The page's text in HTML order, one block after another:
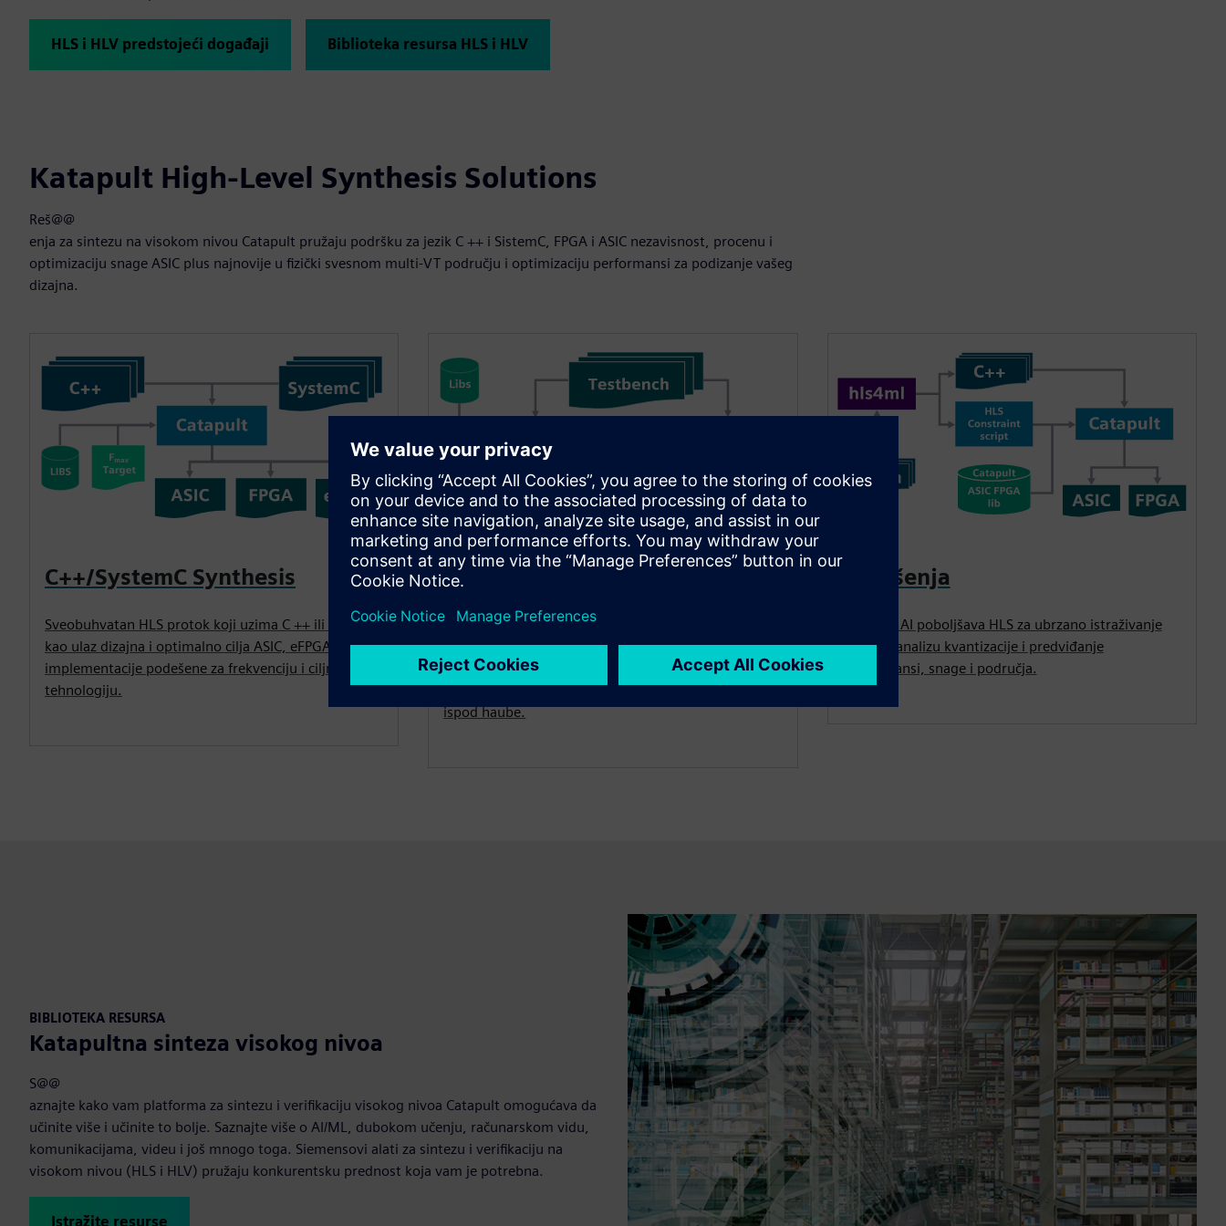
HLS i HLV predstojeći događaji Biblioteka resursa HLS i HLV
Katapult High-Level Synthesis Solutions
Reš@@
enja za sintezu na visokom nivou Catapult pružaju podršku za jezik C ++ i SistemC, FPGA i ASIC nezavisnost, procenu i
optimizaciju snage ASIC plus najnovije u fizički svesnom multi-VT području i optimizaciju performansi za podizanje vašeg
dizajna.
C++/SystemC Synthesis
Sveobuhvatan HLS protok koji uzima C ++ ili SistemC
kao ulaz dizajna i optimalno cilja ASIC, eFPGA ili FPGA
implementacije podešene za frekvenciju i ciljnu
tehnologiju.
Rešenja male snage
Kada je u pitanju istraživanje svemira u ranom
dizajnu, procena snage i optimizacija za ASIC RTL
male snage, Catapult generiše visoko efikasan RTL
koji je optimizovan sa našim PowerPro tehnologija
ispod haube.
AI rešenja
Catapult AI poboljšava HLS za ubrzano istraživanje
dizajna, analizu kvantizacije i predviđanje
performansi, snage i područja.
BIBLIOTEKA RESURSA
Katapultna sinteza visokog nivoa
S@@
aznajte kako vam platforma za sintezu i verifikaciju visokog nivoa Catapult omogućava da
učinite više i učinite to bolje. Saznajte više o AI/ML, dubokom učenju, računarskom vidu,
komunikacijama, videu i još mnogo toga. Siemensovi alati za sintezu i verifikaciju na
visokom nivou (HLS i HLV) pružaju konkurentsku prednost koja vam je potrebna.
Istražite resurse